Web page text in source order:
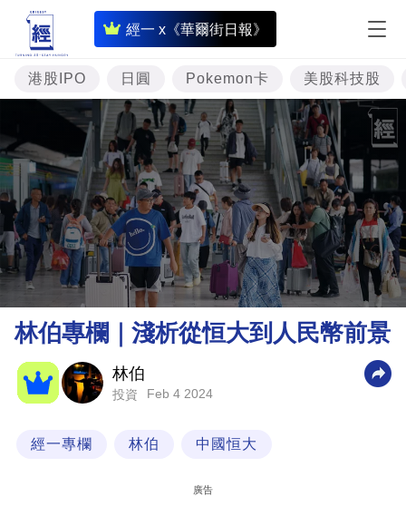
經一 x《華爾街日報》
即
時
財
經
專
題
投
資
樓
市
理
商
業
港股IPO 日圓 Pokemon卡 美股科技股
林伯專欄｜淺析從恒大到人民幣前景
林伯
投資 Feb 4 2024
經一專欄 林伯 中國恒大
廣告